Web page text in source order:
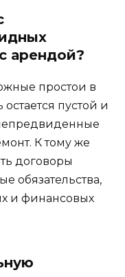
арендой?
простои в
пустой и
К тому же
договоры
обязательства,
и финансовых